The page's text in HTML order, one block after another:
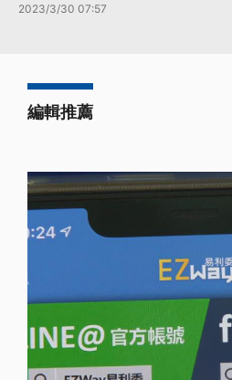
2023/3/30 07:57
編輯推薦